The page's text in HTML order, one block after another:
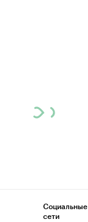
Социальные
сети